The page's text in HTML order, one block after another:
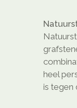
heel
is tegen